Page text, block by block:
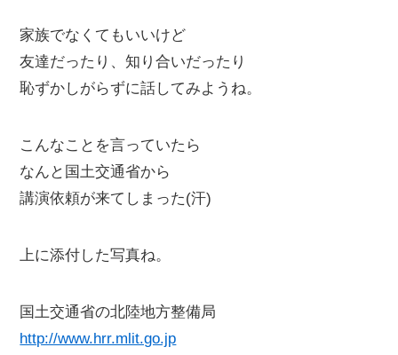
家族でなくてもいいけど
友達だったり、知り合いだったり
恥ずかしがらずに話してみようね。
こんなことを言っていたら
なんと国土交通省から
講演依頼が来てしまった(汗)
上に添付した写真ね。
国土交通省の北陸地方整備局
http://www.hrr.mlit.go.jp